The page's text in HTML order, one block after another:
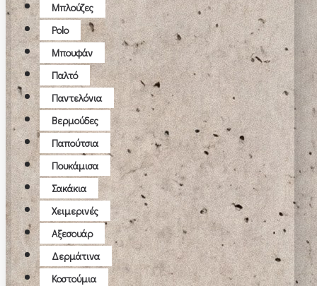
Μπλούζες
Polo
Μπουφάν
Παλτό
Παντελόνια
Βερμούδες
Παπούτσια
Πουκάμισα
Σακάκια
Χειμερινές
Αξεσουάρ
Δερμάτινα
Κοστούμια